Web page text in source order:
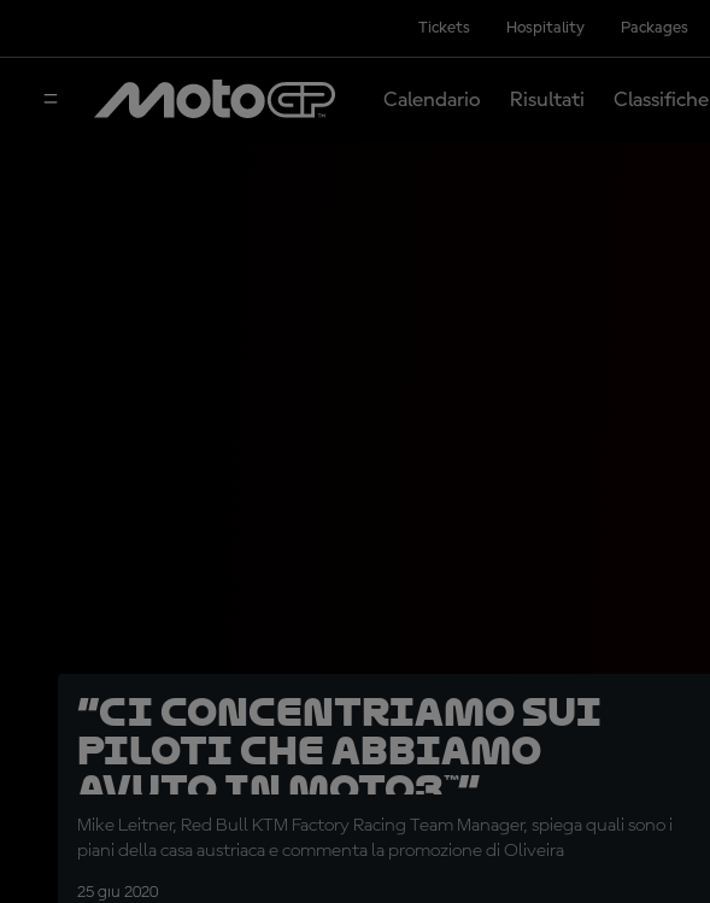
Tickets Hospitality Packages
Calendario Risultati Classifiche
“Ci concentriamo sui
piloti che abbiamo
avuto in Moto3™”
Mike Leitner, Red Bull KTM Factory Racing Team Manager, spiega quali sono i
piani della casa austriaca e commenta la promozione di Oliveira
25 giu 2020